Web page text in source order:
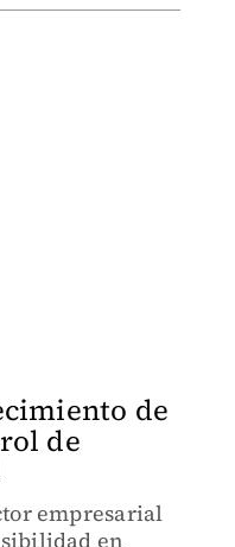
de
de
empresarial
en